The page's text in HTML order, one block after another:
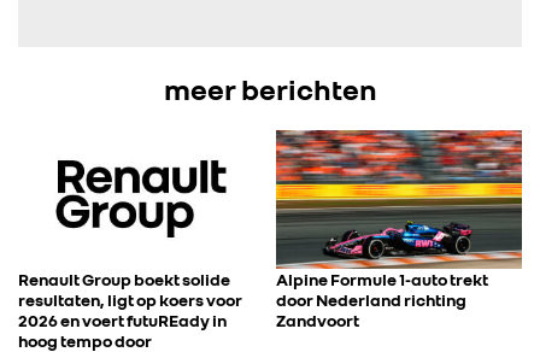
CONTACT
meer berichten
Renault Group boekt solide
resultaten, ligt op koers voor
2026 en voert futuREady in
hoog tempo door
Alpine Formule 1-auto trekt
door Nederland richting
Zandvoort